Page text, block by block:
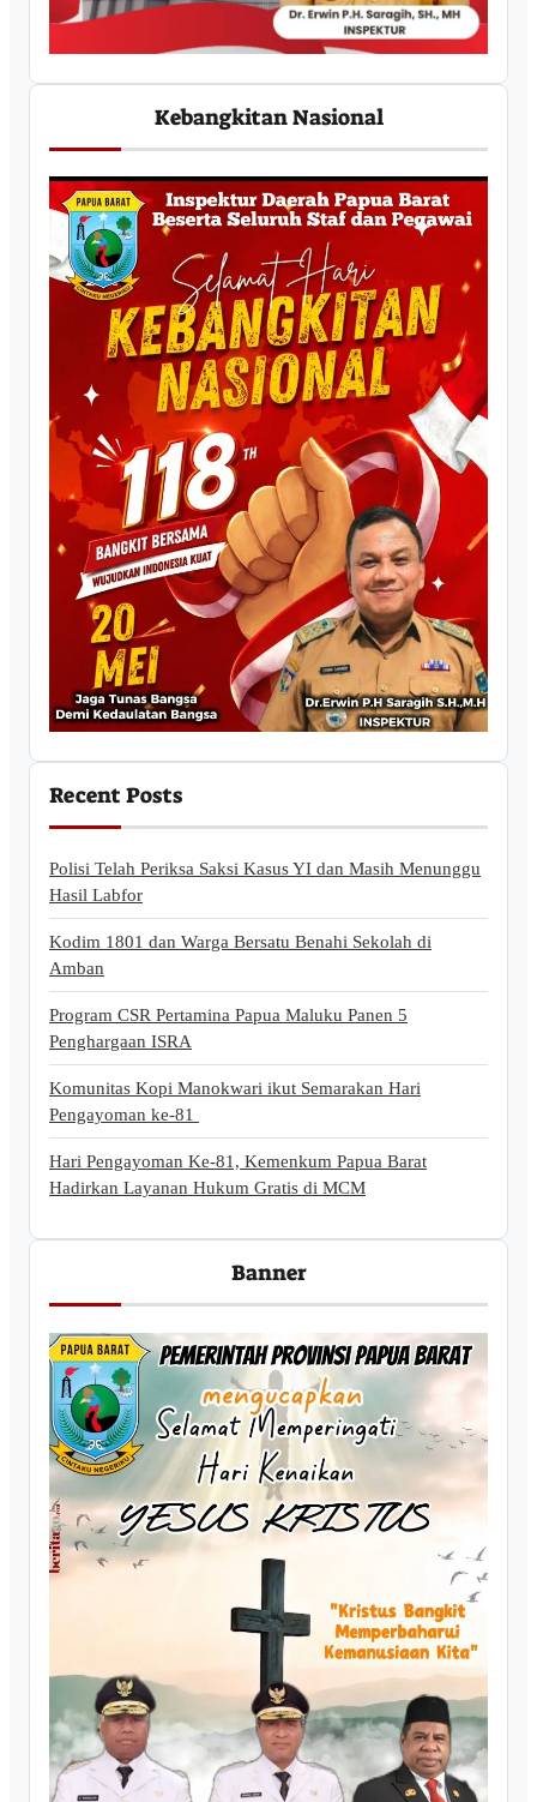
Kebangkitan Nasional
Recent Posts
Polisi Telah Periksa Saksi Kasus YI dan Masih Menunggu
Hasil Labfor
Kodim 1801 dan Warga Bersatu Benahi Sekolah di
Amban
Program CSR Pertamina Papua Maluku Panen 5
Penghargaan ISRA
Komunitas Kopi Manokwari ikut Semarakan Hari
Pengayoman ke-81
Hari Pengayoman Ke-81, Kemenkum Papua Barat
Hadirkan Layanan Hukum Gratis di MCM
Banner